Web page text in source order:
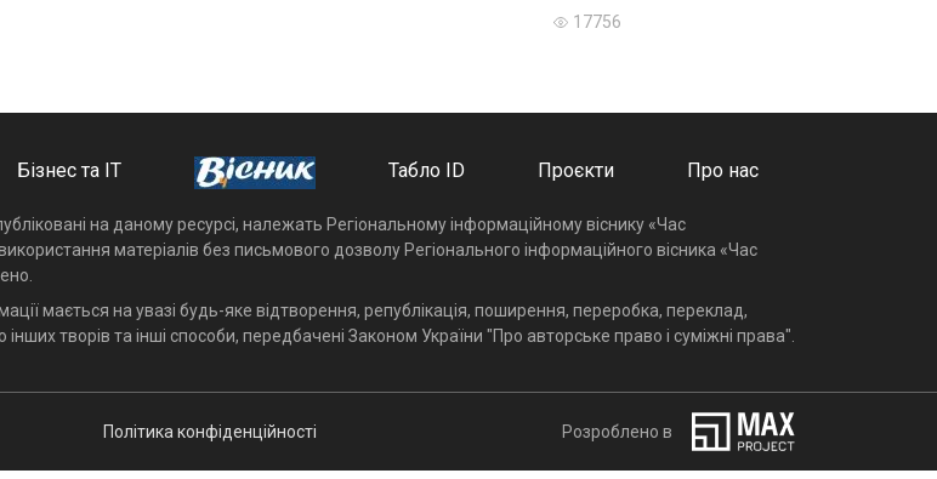
17756
Бізнес та ІТ Табло ID Проєкти Про нас
на даному ресурсі, належать Регіональному інформаційному віснику «Час
матеріалів без письмового дозволу Регіонального інформаційного вісника «Час
мається на увазі будь-яке відтворення, републікація, поширення, переробка, переклад,
творів та інші способи, передбачені Законом України "Про авторське право і суміжні права".
Політика конфіденційності Розроблено в